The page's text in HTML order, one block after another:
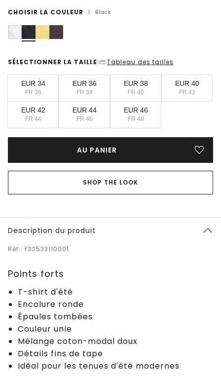
CHOISIR LA COULEUR | Black
SÉLECTIONNER LA TAILLE | Tableau des tailles
EUR 34
FR 36
EUR 36
FR 38
EUR 38
FR 40
EUR 40
FR 42
EUR 42
FR 44
EUR 44
FR 46
EUR 46
FR 48
AU PANIER
SHOP THE LOOK
Description du produit
Réf.: F32533110001
Points forts
T-shirt d'été
Encolure ronde
Épaules tombées
Couleur unie
Mélange coton-modal doux
Détails fins de tape
Idéal pour les tenues d'été modernes